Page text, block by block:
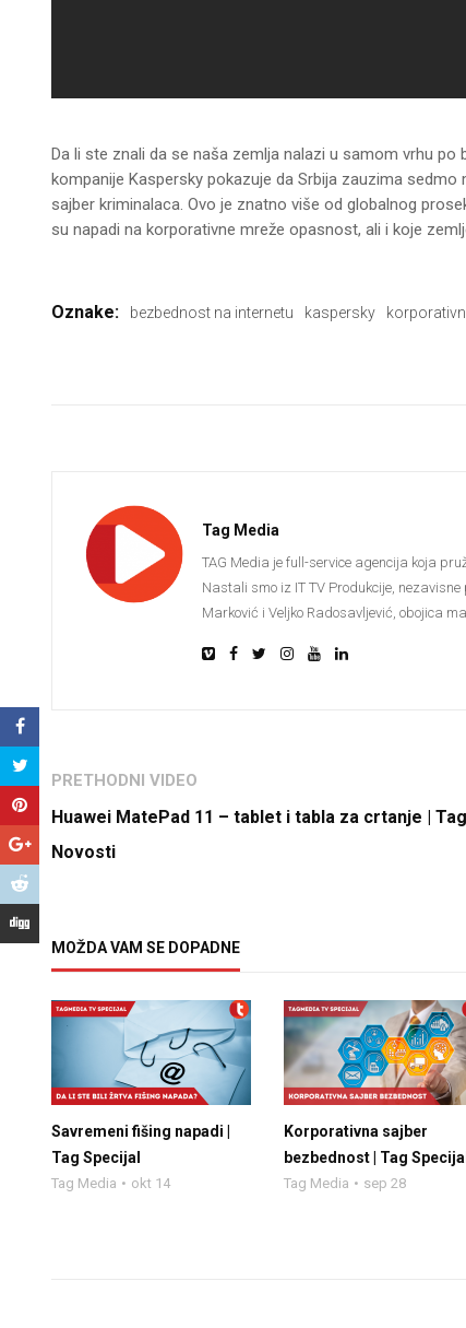
Da li ste znali da se naša zemlja nalazi u samom vrhu
kompanije Kaspersky pokazuje da Srbija zauzima
sajber kriminalaca. Ovo je znatno više od globalnog
su napadi na korporativne mreže opasnost, ali i koje
Oznake: bezbednost na internetu kaspersky
Tag Media
TAG Media je full-service agencija koja
Nastali smo iz IT TV Produkcije,
Marković i Veljko Radosavljević, obojica
PRETHODNI VIDEO
Huawei MatePad 11 – tablet i tabla za crtanje | Tag
Novosti
MOŽDA VAM SE DOPADNE
Savremeni fišing napadi |
Tag Specijal
Tag Media okt 14
Korporativna sajber
bezbednost | Tag Specijal
Tag Media sep 28